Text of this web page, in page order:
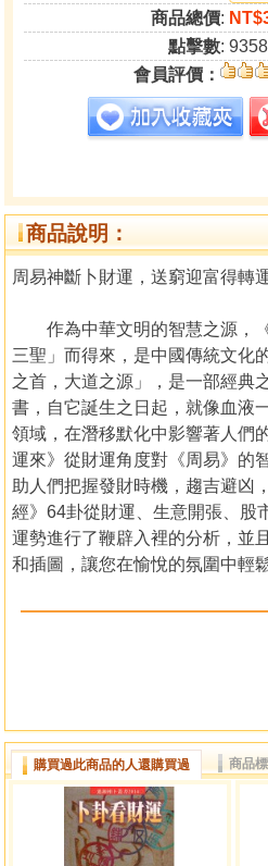
商品總價:
點擊數: 9358
會員評價：
商品說明：
周易神斷卜財運，送窮迎富得轉
作為中華文明的智慧之源，《
三聖」而得來，是中國傳統文化
之首，大道之源」，是一部經典
書，自它誕生之日起，就像血液
領域，在潛移默化中影響著人
運來》從財運角度對《周易》的
助人們把握發財時機，趨吉避凶
經》64卦從財運、生意開張、股
運勢進行了鞭辟入裡的分析，並
和插圖，讓您在愉悅的氛圍中輕
目錄
第一章 怎樣用《易經》進行占卜
01．正式占卜之前︰入靜儀式
02．起卦︰銅錢搖擲，化繁來簡
03．看卦斷卦之法︰《易經》中
04．解讀卦象︰斷定吉凶的程式
購買過此商品的人還購買過 商品